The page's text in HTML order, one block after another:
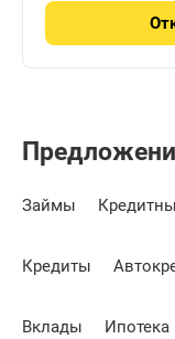
Займы
Кредиты
Вклады Ипотека